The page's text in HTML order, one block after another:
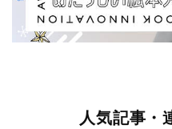
人気記事・